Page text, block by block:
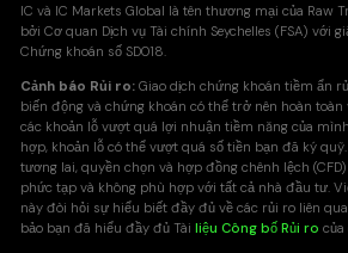
IC và IC Markets Global là tên thương mại của Raw
bởi Cơ quan Dịch vụ Tài chính Seychelles (FSA) với
Chứng khoán số SD018.
Cảnh báo Rủi ro: Giao dịch chứng khoán tiềm ẩn
biến động và chứng khoán có thể trở nên hoàn toàn
các khoản lỗ vượt quá lợi nhuận tiềm năng của
hợp, khoản lỗ có thể vượt quá số tiền bạn đã ký
tương lai, quyền chọn và hợp đồng chênh lệch
phức tạp và không phù hợp với tất cả nhà đầu tư.
này đòi hỏi sự hiểu biết đầy đủ về các rủi ro liên
bảo bạn đã hiểu đầy đủ Tàiliệu Công bố Rủi ro